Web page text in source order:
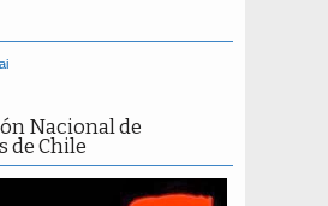
Nacional de
de Chile